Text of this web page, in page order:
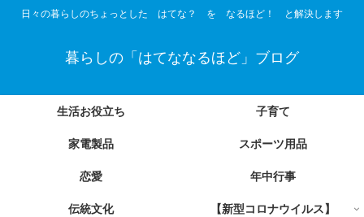
日々の暮らしのちょっとした はてな？ を なるほど！ と解決します
暮らしの「はてななるほど」ブログ
生活お役立ち 子育て
家電製品 スポーツ用品
恋愛 年中行事
伝統文化 【新型コロナウイルス】